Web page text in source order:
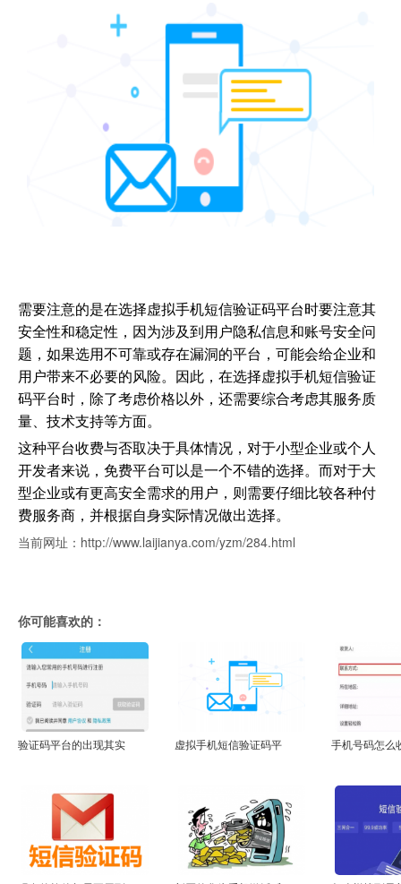
需要注意的是在选择虚拟手机短信验证码平台时要注意其
安全性和稳定性，因为涉及到用户隐私信息和账号安全问
题，如果选用不可靠或存在漏洞的平台，可能会给企业和
用户带来不必要的风险。因此，在选择虚拟手机短信验证
码平台时，除了考虑价格以外，还需要综合考虑其服务质
量、技术支持等方面。
这种平台收费与否取决于具体情况，对于小型企业或个人
开发者来说，免费平台可以是一个不错的选择。而对于大
型企业或有更高安全需求的用户，则需要仔细比较各种付
费服务商，并根据自身实际情况做出选择。
当前网址：http://www.laijianya.com/yzm/284.html
你可能喜欢的：
验证码平台的出现其实 虚拟手机短信验证码平 手机号码怎么